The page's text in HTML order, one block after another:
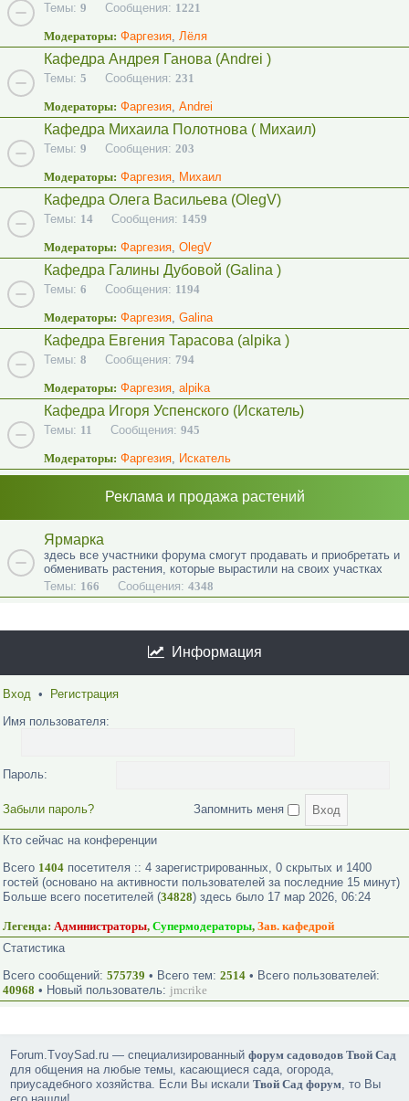
Темы: 9 Сообщения: 1221
Модераторы: Фаргезия, Лёля
Кафедра Андрея Ганова (Andrei )
Темы: 5 Сообщения: 231
Модераторы: Фаргезия, Andrei
Кафедра Михаила Полотнова ( Михаил)
Темы: 9 Сообщения: 203
Модераторы: Фаргезия, Михаил
Кафедра Олега Васильева (OlegV)
Темы: 14 Сообщения: 1459
Модераторы: Фаргезия, OlegV
Кафедра Галины Дубовой (Galina )
Темы: 6 Сообщения: 1194
Модераторы: Фаргезия, Galina
Кафедра Евгения Тарасова (alpika )
Темы: 8 Сообщения: 794
Модераторы: Фаргезия, alpika
Кафедра Игоря Успенского (Искатель)
Темы: 11 Сообщения: 945
Модераторы: Фаргезия, Искатель
Реклама и продажа растений
Ярмарка
здесь все участники форума смогут продавать и приобретать и
обменивать растения, которые вырастили на своих участках
Темы: 166 Сообщения: 4348
Информация
Вход •
Регистрация
Имя пользователя:
Пароль:
Забыли пароль? Запомнить меня
Кто сейчас на конференции
Всего 1404 посетителя :: 4 зарегистрированных, 0 скрытых и 1400
гостей (основано на активности пользователей за последние 15 минут)
Больше всего посетителей (34828) здесь было 17 мар 2026, 06:24
Легенда: Администраторы, Супермодераторы, Зав. кафедрой
Статистика
Всего сообщений: 575739 • Всего тем: 2514 • Всего пользователей:
40968 • Новый пользователь: jmcrike
Forum.TvoySad.ru — специализированныйфорум садоводов Твой Сад
для общения на любые темы, касающиеся сада, огорода,
приусадебного хозяйства. Если Вы искалиТвой Сад форум, то Вы